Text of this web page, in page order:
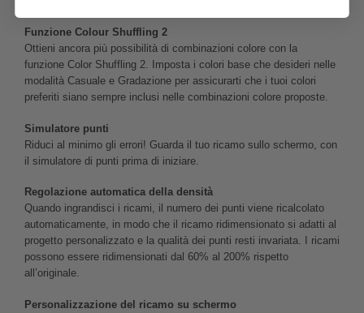
Funzione Colour Shuffling 2
Ottieni ancora più possibilità di combinazioni colore con la
funzione Color Shuffling 2. Imposta i colori base che desideri nelle
modalità Casuale e Gradazione per assicurarti che i tuoi colori
preferiti siano sempre inclusi nelle combinazioni colore proposte.
Simulatore punti
Riduci al minimo gli errori! Guarda il tuo ricamo sullo schermo, con
il simulatore di punti prima di iniziare.
Regolazione automatica della densità
Quando ingrandisci i ricami, il numero dei punti viene ricalcolato
automaticamente, in modo che il ricamo ridimensionato si adatti al
progetto personalizzato e la qualità dei punti resti invariata. I ricami
possono essere ridimensionati dal 60% al 200% rispetto
all’originale.
Personalizzazione del ricamo su schermo